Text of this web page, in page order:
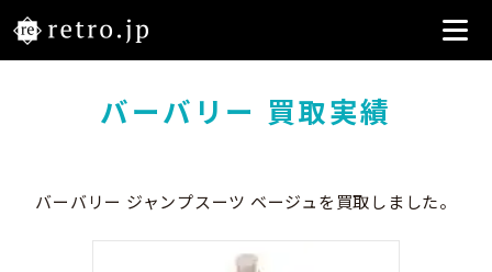
バーバリー 買取実績
バーバリー ジャンプスーツ ベージュを買取しました。